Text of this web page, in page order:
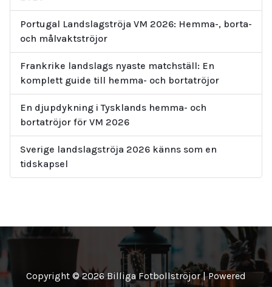
Portugal Landslagströja VM 2026: Hemma-, borta-
och målvaktströjor
Frankrike landslags nyaste matchställ: En
komplett guide till hemma- och bortatröjor
En djupdykning i Tysklands hemma- och
bortatröjor för VM 2026
Sverige landslagströja 2026 känns som en
tidskapsel
Copyright © 2026 Billiga Fotbollströjor | Powered